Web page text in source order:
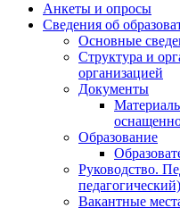
Анкеты и опросы
Сведения об
Основные
Структура и
организацией
Документы
Образование
Руководство.
Вакантные